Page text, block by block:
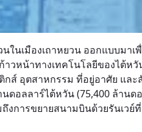
นเมืองเถาหยวน ออกแบบมา
วหน้าทางเทคโนโลยีของไต้หวั
อุตสาหกรรม ที่อยู่อาศัย และ
ดอลลาร์ไต้หวัน (75,400 ล้าน
งการขยายสนามบินด้วยรันเว